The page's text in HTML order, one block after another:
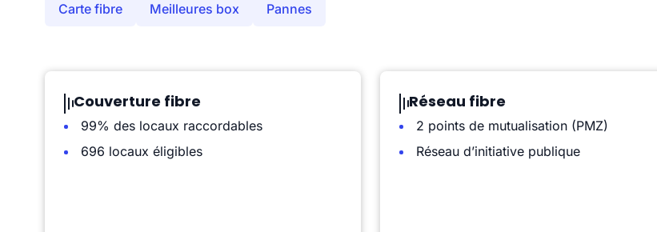
Carte fibre Meilleures box Pannes
Couverture fibre
99% des locaux raccordables
696 locaux éligibles
Réseau fibre
2 points de mutualisation (PMZ)
Réseau d’initiative publique